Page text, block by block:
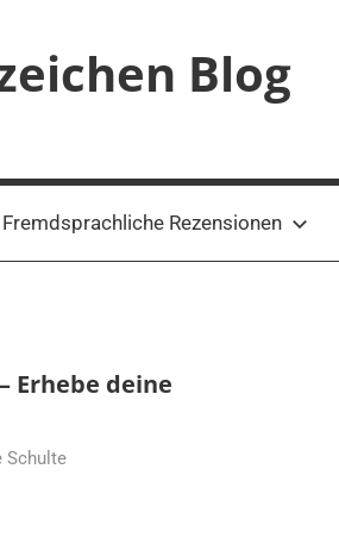
Blog
Fremdsprachliche Rezensionen
Erhebe deine
Schulte